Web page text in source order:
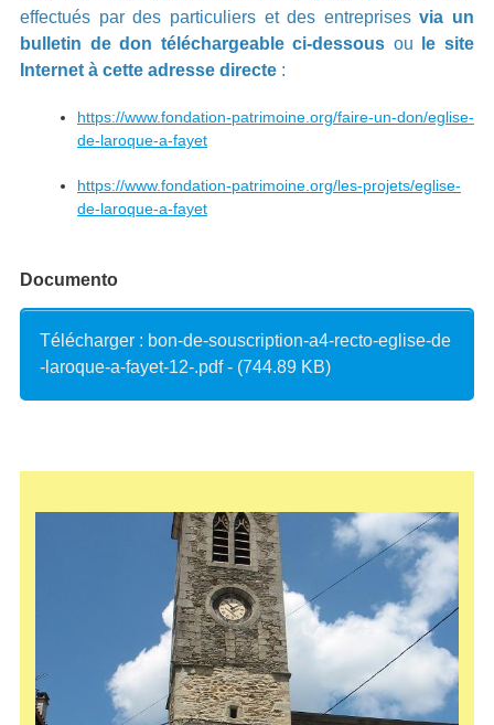
effectués par des particuliers et des entreprisesvia un
bulletin de don téléchargeable ci-dessous ou
le site
Internet à cette adresse directe :
https://www.fondation-patrimoine.org/faire-un-don/eglise-
de-laroque-a-fayet
https://www.fondation-patrimoine.org/les-projets/eglise-
de-laroque-a-fayet
Documento
Télécharger : bon-de-souscription-a4-recto-eglise-de
-laroque-a-fayet-12-.pdf - (744.89 KB)